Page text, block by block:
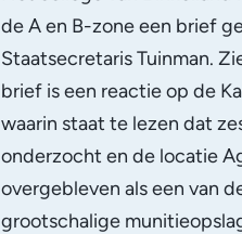
de A en B-zone een brief
Staatsecretaris Tuinman.
brief is een reactie op de
waarin staat te lezen dat
onderzocht en de locatie
overgebleven als een van
grootschalige